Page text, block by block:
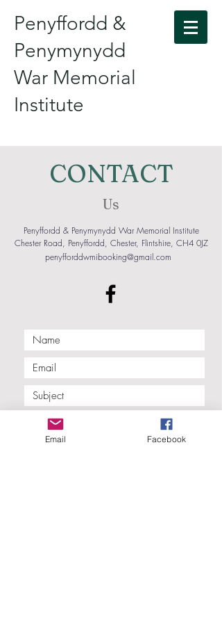
Penyffordd &
Penymynydd
War Memorial
Institute
CONTACT
Us
Penyffordd & Penymynydd War Memorial Institute
Chester Road, Penyffordd, Chester, Flintshire, CH4 0JZ
penyfforddwmibooking@gmail.com
Email Facebook